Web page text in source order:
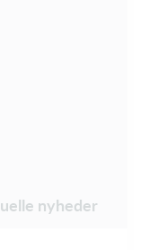
nyheder